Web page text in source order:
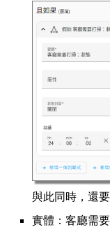
與此同時，還
實體：客廳需